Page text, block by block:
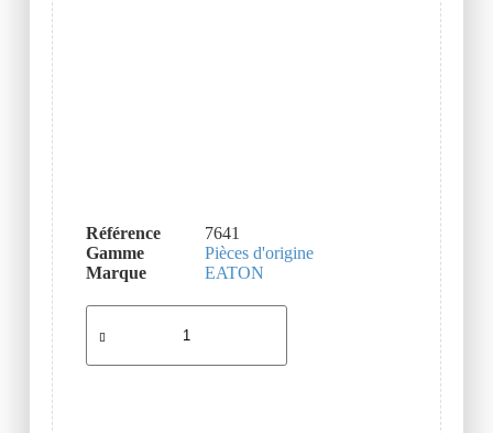
Référence
7641
Gamme
Pièces d'origine
Marque
EATON